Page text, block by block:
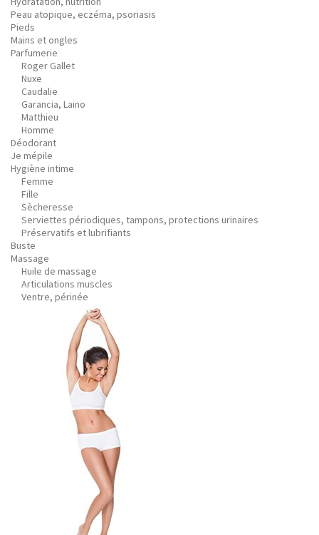
Peau atopique, eczéma, psoriasis
Pieds
Mains et ongles
Parfumerie
Roger Gallet
Nuxe
Caudalie
Garancia, Laino
Matthieu
Homme
Déodorant
Je mépile
Hygiène intime
Femme
Fille
Sècheresse
Serviettes périodiques, tampons, protections urinaires
Préservatifs et lubrifiants
Buste
Massage
Huile de massage
Articulations muscles
Ventre, périnée